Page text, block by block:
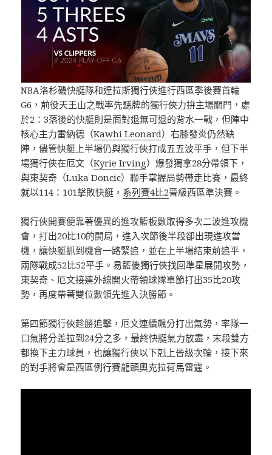
NBA洛杉磯快艇隊和達拉斯獨行俠進行西區季後賽首輪
G6，前役天王山之戰率先聽牌的獨行俠力拚主場關門，處
於2：3落後的快艇則是面對退無可退的背水一戰，但陣中
核心主力雷納德（Kawhi Leonard）右膝發炎仍然缺
陣，儘管快艇上半場仍與獨行俠打成五五波平手，但下半
場獨行俠在厄文（Kyrie Irving）爆發獨拿28分帶領下，
與東契奇（Luka Doncic）聯手掌握局勢帶走比賽，最終
就以114：101擊敗快艇， 系列賽4比2晉級西區準決賽。
獨行俠開賽便靠著優異的進攻籃板數取得多次二波進攻機
會，打出20比10的開局，進入次節後半段卻出現進攻當
機，讓快艇抓到機會一路緊追，並在上半場結束前追平，
兩隊戰成52比52平手。易籃後獨行俠找回準星展開攻勢，
東契奇、厄文接連外線開火帶領球隊單節打出35比20攻
勢，再度帶著雙位數領先進入決勝節。
第四節獨行俠趁勝追擊，厄文連續飆分打出氣勢，率隊一
口氣將分差拉到24分之多，最終快艇氣力放盡，末段雙方
都換下主力球員，也讓獨行俠以下剋上晉級次輪，接下來
的對手將會是西區例行賽龍頭奧克拉荷馬雷霆。